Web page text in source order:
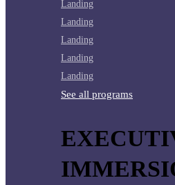
Landing
Landing
Landing
Landing
Landing
See all programs